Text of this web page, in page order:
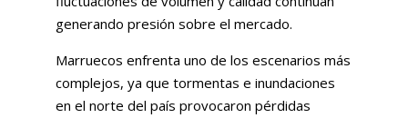
generando presión sobre el mercado.
Marruecos enfrenta uno de los escenarios más
complejos, ya que tormentas e inundaciones
en el norte del país provocaron pérdidas